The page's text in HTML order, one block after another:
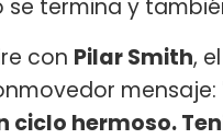
se termina y
con Pilar Smith,
mensaje:
ciclo hermoso.